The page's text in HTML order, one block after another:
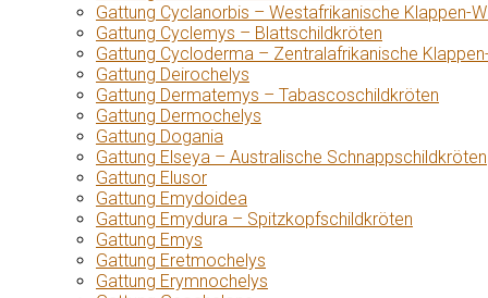
Gattung Cyclanorbis – Westafrikanische Klappen-
Gattung Cyclemys – Blattschildkröten
Gattung Cycloderma – Zentralafrikanische
Gattung Deirochelys
Gattung Dermatemys – Tabascoschildkröten
Gattung Dermochelys
Gattung Dogania
Gattung Elseya – Australische Schnappschildkröten
Gattung Elusor
Gattung Emydoidea
Gattung Emydura – Spitzkopfschildkröten
Gattung Emys
Gattung Eretmochelys
Gattung Erymnochelys